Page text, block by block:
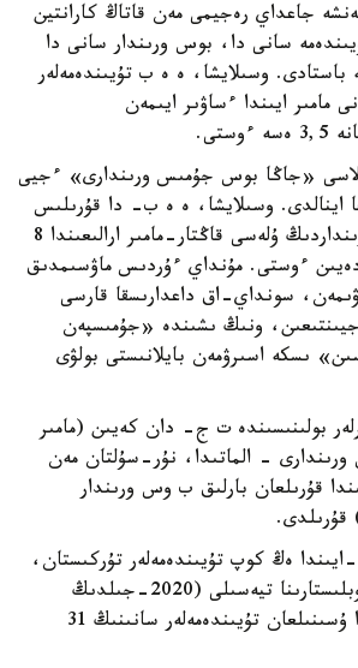
جاعداي رەجيمى مەن قاتاڭ كارانتين
سانى دا، بوس ورىندار سانى دا
باستادى. وسىلايشا، ە ە ب تۇيىندەمەلەر
مامىر ايىندا ءساۋىر ايىمەن
«جاڭا بوس جۇمىس ورىندارى» ءجيى
اينالدى. وسىلايشا، ە ە ب- دا قۇرىلىس
سالاسىنداعى بوس ورىنداردىڭ ۇلەسى قاڭتار-مامىر ارالىعىندا 8
پايىزعا دەيىن ءوستى. مۇنداي ءۇردىس ماۋسىمدىق
سونداي-اق داعدارىسقا قارسى
جيىنتىعىن، ونىڭ ىشىندە «جۇمىسپەن
ىسكە اسىرۋمەن بايلانىستى بولۋى
بولىنىسىندە ت ج- دان كەيىن (مامىر
- الماتىدا، نۇر-سۇلتان مەن
قۇرىلعان بارلىق ب وس ورىندار
ال 2020-جىلدىڭ 5-ايىندا ەڭ كوپ تۇيىندەمەلەر تۇركىستان،
جامبىل جانە الماتى وبلىستارىنا تيەسىلى (2020-جىلدىڭ
قاڭتار-مامىر ايلارىندا ۇسىنىلعان تۇيىندەمەلەر سانىنىڭ 31